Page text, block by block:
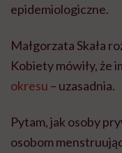
epidemiologiczne.
Małgorzata Skała
Kobiety mówiły, że
okresu – uzasadnia.
Pytam, jak osoby
osobom